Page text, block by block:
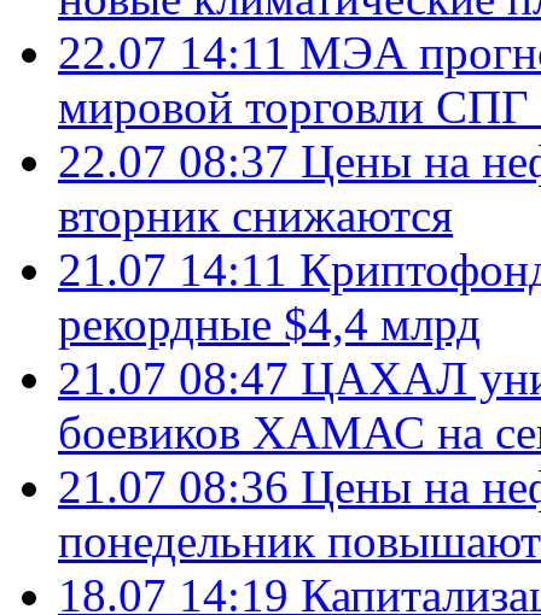
22.07 14:11 МЭА
мировой торговли СПГ
22.07 08:37 Цены на
вторник снижаются
21.07 14:11
рекордные $4,4 млрд
21.07 08:47 ЦАХАЛ
боевиков ХАМАС на
21.07 08:36 Цены на
понедельник
18.07 14:19